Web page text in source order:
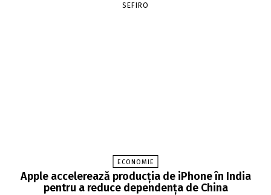
SEFIRO
ECONOMIE
Apple accelerează producția de iPhone în India
pentru a reduce dependența de China